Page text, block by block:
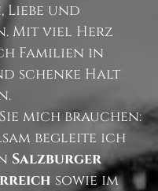
und
Mit viel Herz
Familien in
schenke Halt
mich brauchen:
begleite ich
Salzburger
sowie im